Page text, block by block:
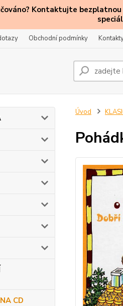
Kontaktujte
Obchodní podmínky
CD
Úvod